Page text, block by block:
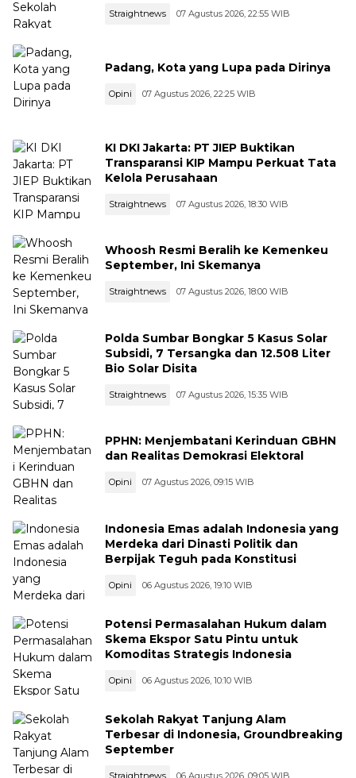
Straightnews 07 Agustus 2026, 22:55 WIB
Padang, Kota yang Lupa pada Dirinya
Opini 07 Agustus 2026, 22:25 WIB
KI DKI Jakarta: PT JIEP Buktikan
Transparansi KIP Mampu Perkuat Tata
Kelola Perusahaan
Straightnews 07 Agustus 2026, 18:30 WIB
Whoosh Resmi Beralih ke Kemenkeu
September, Ini Skemanya
Straightnews 07 Agustus 2026, 18:00 WIB
Polda Sumbar Bongkar 5 Kasus Solar
Subsidi, 7 Tersangka dan 12.508 Liter
Bio Solar Disita
Straightnews 07 Agustus 2026, 15:35 WIB
PPHN: Menjembatani Kerinduan GBHN
dan Realitas Demokrasi Elektoral
Opini 07 Agustus 2026, 09:15 WIB
Indonesia Emas adalah Indonesia yang
Merdeka dari Dinasti Politik dan
Berpijak Teguh pada Konstitusi
Opini 06 Agustus 2026, 19:10 WIB
Potensi Permasalahan Hukum dalam
Skema Ekspor Satu Pintu untuk
Komoditas Strategis Indonesia
Opini 06 Agustus 2026, 10:10 WIB
Sekolah Rakyat Tanjung Alam
Terbesar di Indonesia, Groundbreaking
September
Straightnews 06 Agustus 2026, 09:05 WIB